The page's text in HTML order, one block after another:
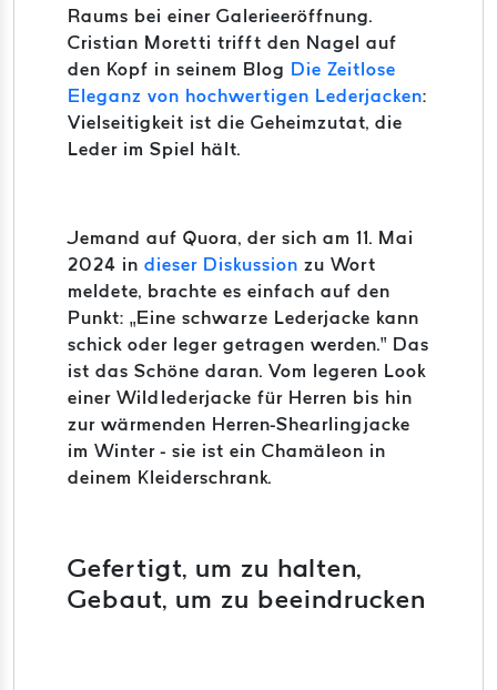
Raums bei einer Galerieeröffnung.
Cristian Moretti trifft den Nagel auf
den Kopf in seinem Blog Die Zeitlose
Eleganz von hochwertigen Lederjacken:
Vielseitigkeit ist die Geheimzutat, die
Leder im Spiel hält.
Jemand auf Quora, der sich am 11. Mai
2024 in dieser Diskussion zu Wort
meldete, brachte es einfach auf den
Punkt: „Eine schwarze Lederjacke kann
schick oder leger getragen werden.“ Das
ist das Schöne daran. Vom legeren Look
einer Wildlederjacke für Herren bis hin
zur wärmenden Herren-Shearlingjacke
im Winter - sie ist ein Chamäleon in
deinem Kleiderschrank.
Gefertigt, um zu halten,
Gebaut, um zu beeindrucken